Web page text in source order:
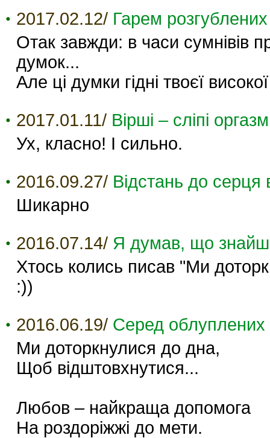
2017.02.12/ Гарем
Отак завжди: в часи сумнівів
думок...
Але ці думки гідні твоєї
2017.01.11/ Вірші – сліпі
Ух, класно! І сильно.
2016.09.27/ Відстань до серця
Шикарно
2016.07.14/ Я думав, що
Хтось колись писав "Ми
:))
2016.06.19/ Серед облуплених
Ми доторкнулися до дна,
Щоб відштовхнутися...
Любов – найкраща допомога
На роздоріжжі до мети.